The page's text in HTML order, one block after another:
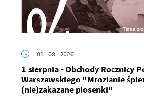
01 - 08 - 2026
1 sierpnia - Obchody Rocznicy
Warszawskiego "Mrozianie
(nie)zakazane piosenki"